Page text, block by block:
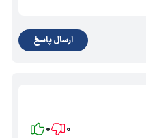
ارسال پاسخ
0
0